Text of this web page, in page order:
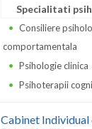
Specialitati
Consiliere
comportamentala
Psihologie clinica
Psihoterapii
Cabinet Individual